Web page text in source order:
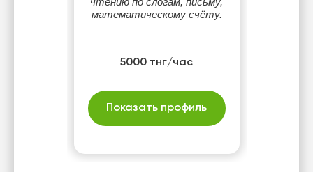
математическому счёту.
5000 тнг/час
Показать профиль